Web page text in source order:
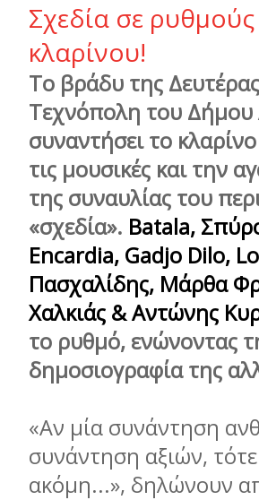
Σχεδία σε
κλαρίνου!
Το βράδυ της
Τεχνόπολη του
συναντήσει το
τις μουσικές και την
της συναυλίας του
«σχεδία». Batala,
Encardia, Gadjo Dilo,
Πασχαλίδης, Μάρθα
Χαλκιάς & Αντώνης
το ρυθμό, ενώνοντας
δημοσιογραφία της
«Αν μία συνάντηση
συνάντηση αξιών,
ακόμη...», δηλώνουν